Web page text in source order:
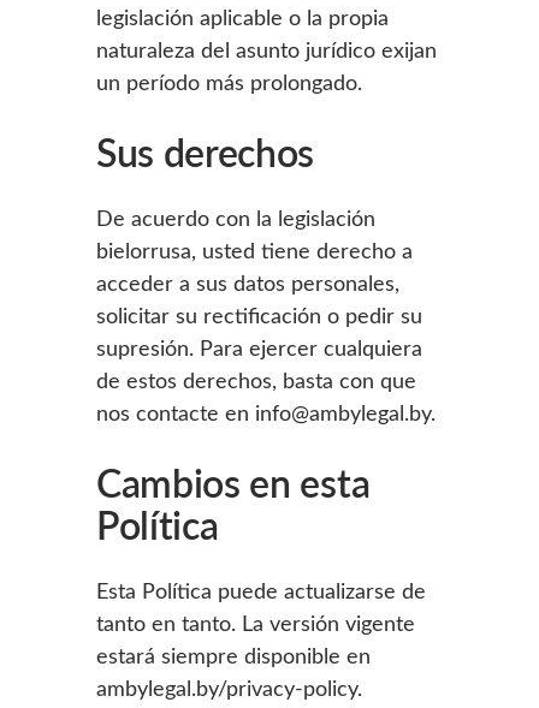
legislación aplicable o la propia
naturaleza del asunto jurídico exijan
un período más prolongado.
Sus derechos
De acuerdo con la legislación
bielorrusa, usted tiene derecho a
acceder a sus datos personales,
solicitar su rectificación o pedir su
supresión. Para ejercer cualquiera
de estos derechos, basta con que
nos contacte en info@ambylegal.by.
Cambios en esta
Política
Esta Política puede actualizarse de
tanto en tanto. La versión vigente
estará siempre disponible en
ambylegal.by/privacy-policy.